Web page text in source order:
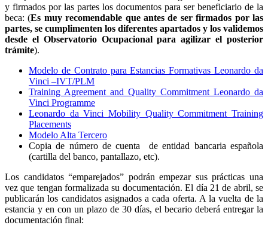
y firmados por las partes los documentos para ser beneficiario de la
beca: (Es muy recomendable que antes de ser firmados por las
partes, se cumplimenten los diferentes apartados y los validemos
desde el Observatorio Ocupacional para agilizar el posterior
trámite).
Modelo de Contrato para Estancias Formativas Leonardo da
Vinci –IVT/PLM
Training Agreement and Quality Commitment Leonardo da
Vinci Programme
Leonardo da Vinci Mobility Quality Commitment Training
Placements
Modelo Alta Tercero
Copia de número de cuenta de entidad bancaria española
(cartilla del banco, pantallazo, etc).
Los candidatos “emparejados” podrán empezar sus prácticas una
vez que tengan formalizada su documentación. El día 21 de abril, se
publicarán los candidatos asignados a cada oferta. A la vuelta de la
estancia y en con un plazo de 30 días, el becario deberá entregar la
documentación final: